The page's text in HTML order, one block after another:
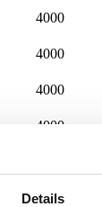
Details
4000
4000
4000
4000
4000